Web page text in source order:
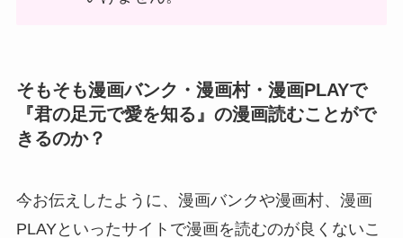
そもそも漫画バンク・漫画村・漫画PLAYで
『君の足元で愛を知る』の漫画読むことがで
きるのか？
今お伝えしたように、漫画バンクや漫画村、漫画
PLAYといったサイトで漫画を読むのが良くないこ